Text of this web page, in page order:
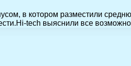
в котором разместили
tech выяснили все